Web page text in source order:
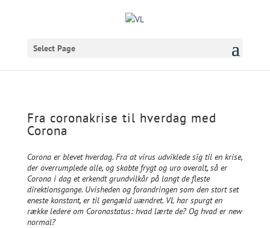
Select Page
Fra coronakrise til hverdag med
Corona
Corona er blevet hverdag. Fra at virus udviklede sig til en krise,
der overrumplede alle, og skabte frygt og uro overalt, så er
Corona i dag et erkendt grundvilkår på langt de fleste
direktionsgange. Uvisheden og forandringen som den stort set
eneste konstant, er til gengæld uændret. VL har spurgt en
række ledere om Coronastatus: hvad lærte de? Og hvad er new
normal?